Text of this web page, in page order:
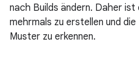
nach Builds ändern. Daher
mehrmals zu erstellen und
Muster zu erkennen.